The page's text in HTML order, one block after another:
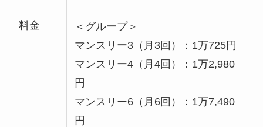
料金
＜グループ＞
マンスリー3（月3回）：1万725円
マンスリー4（月4回）：1万2,980
円
マンスリー6（月6回）：1万7,490
円